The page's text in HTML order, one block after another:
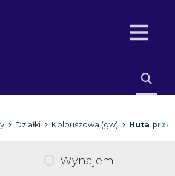
Działki Kolbuszowa (gw) Huta
Wynajem